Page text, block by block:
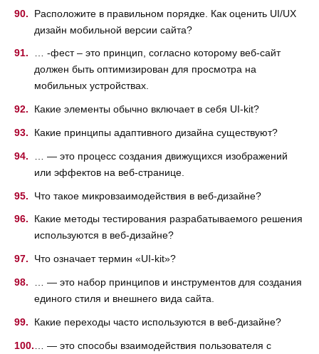
Расположите в правильном порядке. Как оценить UI/UX
дизайн мобильной версии сайта?
… -фест – это принцип, согласно которому веб-сайт
должен быть оптимизирован для просмотра на
мобильных устройствах.
Какие элементы обычно включает в себя UI-kit?
Какие принципы адаптивного дизайна существуют?
… — это процесс создания движущихся изображений
или эффектов на веб-странице.
Что такое микровзаимодействия в веб-дизайне?
Какие методы тестирования разрабатываемого решения
используются в веб-дизайне?
Что означает термин «UI-kit»?
… — это набор принципов и инструментов для создания
единого стиля и внешнего вида сайта.
Какие переходы часто используются в веб-дизайне?
… — это способы взаимодействия пользователя с